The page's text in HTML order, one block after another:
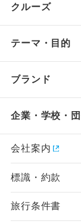
クルーズ
テーマ・目的
ブランド
企業・学校・
会社案内
標識・約款
旅行条件書